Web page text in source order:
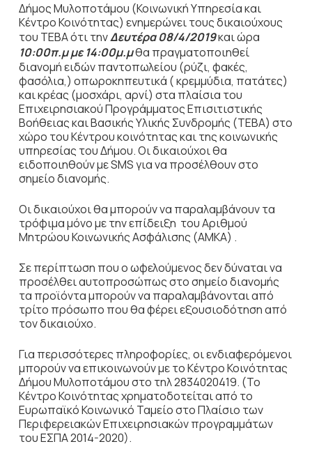
Δήμος Μυλοποτάμου (Κοινωνική Υπηρεσία και
Κέντρο Κοινότητας) ενημερώνει τους δικαιούχους
του ΤΕΒΑ ότι τηνΔευτέρα 08/4/2019και ώρα
10:00π.μ με 14:00μ.μθα πραγματοποιηθεί
διανομή ειδών παντοπωλείου (ρύζι, φακές,
φασόλια,) οπωροκηπευτικά ( κρεμμύδια, πατάτες)
και κρέας (μοσχάρι, αρνί) στα πλαίσια του
Επιχειρησιακού Προγράμματος Επισιτιστικής
Βοήθειας και Βασικής Υλικής Συνδρομής (ΤΕΒΑ) στο
χώρο του Κέντρου κοινότητας και της κοινωνικής
υπηρεσίας του Δήμου. Οι δικαιούχοι θα
ειδοποιηθούν με SMS για να προσέλθουν στο
σημείο διανομής.
Οι δικαιούχοι θα μπορούν να παραλαμβάνουν τα
τρόφιμα μόνο με την επίδειξη του Αριθμού
Μητρώου Κοινωνικής Ασφάλισης (ΑΜΚΑ) .
Σε περίπτωση που ο ωφελούμενος δεν δύναται να
προσέλθει αυτοπροσώπως στο σημείο διανομής
τα προϊόντα μπορούν να παραλαμβάνονται από
τρίτο πρόσωπο που θα φέρει εξουσιοδότηση από
τον δικαιούχο.
Για περισσότερες πληροφορίες, οι ενδιαφερόμενοι
μπορούν να επικοινωνούν με το Κέντρο Κοινότητας
Δήμου Μυλοποτάμου στο τηλ 2834020419. (Το
Κέντρο Κοινότητας χρηματοδοτείται από το
Ευρωπαϊκό Κοινωνικό Ταμείο στο Πλαίσιο των
Περιφερειακών Επιχειρησιακών προγραμμάτων
του ΕΣΠΑ 2014-2020).